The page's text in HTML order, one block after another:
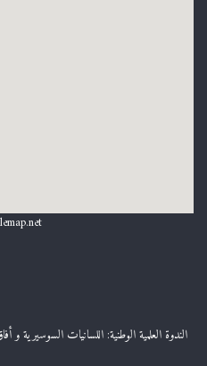
الندوة العلمية الوطنية: اللسانيات السوسيرية و أفاق